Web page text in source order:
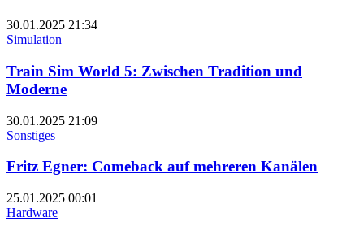
30.01.2025 21:34
Simulation
Train Sim World 5: Zwischen Tradition und
Moderne
30.01.2025 21:09
Sonstiges
Fritz Egner: Comeback auf mehreren Kanälen
25.01.2025 00:01
Hardware